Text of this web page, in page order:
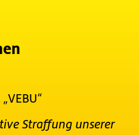
Straffung unserer